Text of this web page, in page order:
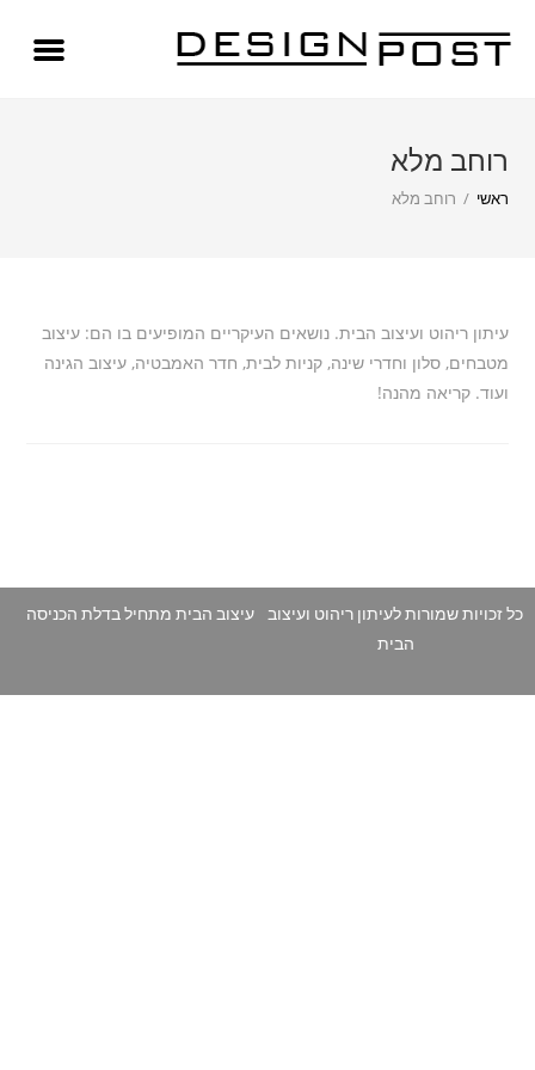
רוחב מלא
ראשי / רוחב מלא
עיתון ריהוט ועיצוב הבית. נושאים העיקריים המופיעים בו הם: עיצוב
מטבחים, סלון וחדרי שינה, קניות לבית, חדר האמבטיה, עיצוב הגינה
ועוד. קריאה מהנה!
כל זכויות שמורות לעיתון ריהוט ועיצוב
הבית
עיצוב הבית מתחיל בדלת הכניסה